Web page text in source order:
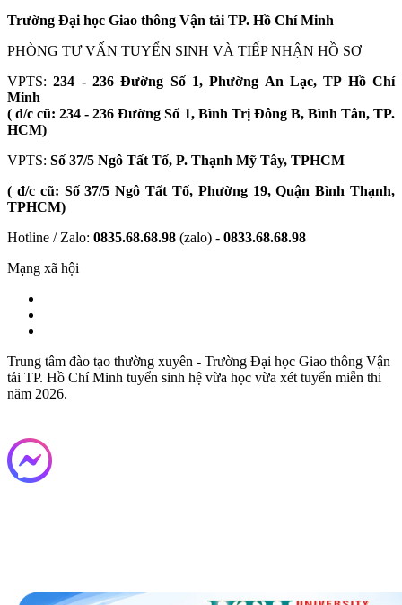
Trường Đại học Giao thông Vận tải TP. Hồ Chí Minh
PHÒNG TƯ VẤN TUYỂN SINH VÀ TIẾP NHẬN HỒ SƠ
VPTS:234 - 236 Đường Số 1, Phường An Lạc, TP Hồ Chí
Minh
( đ/c cũ: 234 - 236 Đường Số 1, Bình Trị Đông B, Bình Tân, TP.
HCM)
VPTS: Số 37/5 Ngô Tất Tố, P. Thạnh Mỹ Tây, TPHCM
( đ/c cũ: Số 37/5 Ngô Tất Tố, Phường 19, Quận Bình Thạnh,
TPHCM)
Hotline / Zalo: 0835.68.68.98 (zalo) - 0833.68.68.98
Mạng xã hội
Trung tâm đào tạo thường xuyên - Trường Đại học Giao thông Vận
tải TP. Hồ Chí Minh tuyển sinh hệ vừa học vừa xét tuyển miễn thi
năm 2026.